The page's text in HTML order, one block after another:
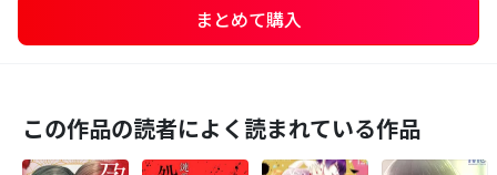
まとめて購入
この作品の読者によく読まれている作品